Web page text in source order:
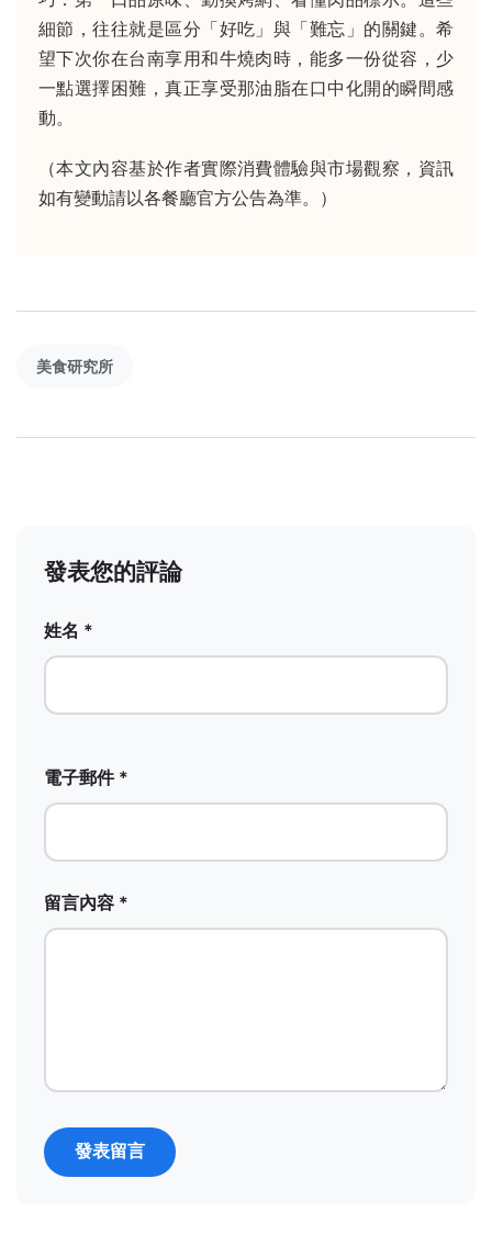
細節，往往就是區分「好吃」與「難忘」的關鍵。希
望下次你在台南享用和牛燒肉時，能多一份從容，少
一點選擇困難，真正享受那油脂在口中化開的瞬間感
動。
（本文內容基於作者實際消費體驗與市場觀察，資訊
如有變動請以各餐廳官方公告為準。）
美食研究所
發表您的評論
姓名 *
電子郵件 *
留言內容 *
發表留言